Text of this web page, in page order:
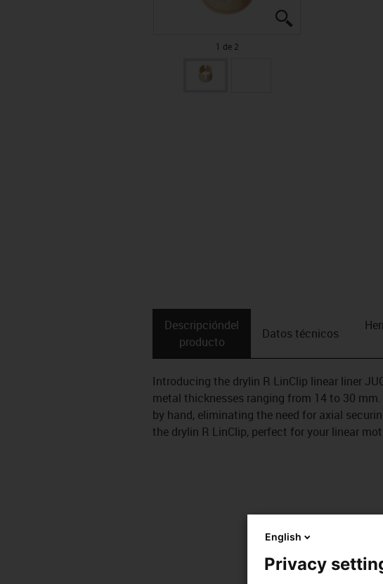
1 de 2
Descripción­del
producto
Datos técnicos
Introducing the drylin R LinClip linear liner
metal thicknesses ranging from 14 to 30
by hand, eliminating the need for axial
the drylin R LinClip, perfect for your linear
English
Privacy